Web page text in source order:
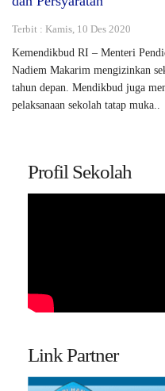
Terbit : Kamis, 10 Des 2020
Kemendikbud RI – Menteri
Nadiem Makarim mengizinkan
tahun depan. Mendikbud juga
pelaksanaan sekolah tatap muka..
Profil Sekolah
Link Partner